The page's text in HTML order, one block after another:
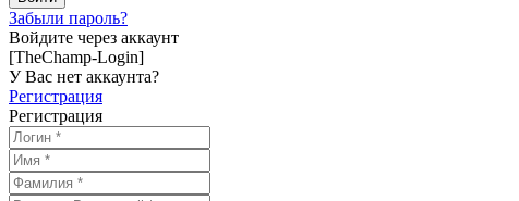
Забыли пароль?
Войдите через аккаунт
[TheChamp-Login]
У Вас нет аккаунта?
Регистрация
Регистрация